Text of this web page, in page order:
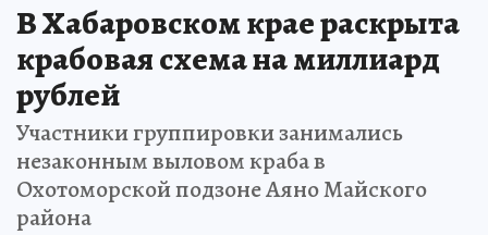
В Хабаровском крае раскрыта
крабовая схема на миллиард
рублей
Участники группировки занимались
незаконным выловом краба в
Охотоморской подзоне Аяно Майского
района